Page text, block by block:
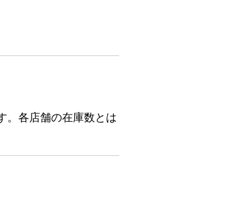
。各店舗の在庫数とは